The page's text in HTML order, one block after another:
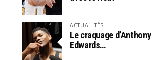
ACTUALITÉS
Le craquage d’Anthony
Edwards…